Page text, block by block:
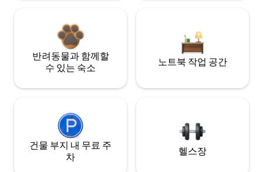
반려동물과 함께할
수 있는 숙소
노트북 작업 공간
건물 부지 내 무료 주
차
헬스장